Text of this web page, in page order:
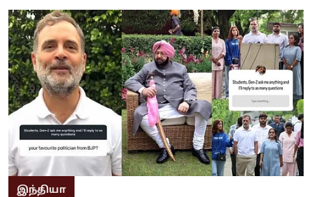
இந்தியா